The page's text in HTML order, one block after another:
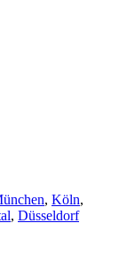
, Köln,
, Düsseldorf